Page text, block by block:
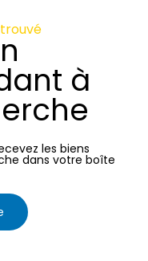
à
les biens
dans votre boîte